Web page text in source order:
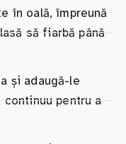
în oală, împreună
să fiarbă până
și adaugă-le
pentru a